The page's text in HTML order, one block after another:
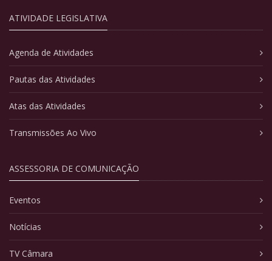
ATIVIDADE LEGISLATIVA
Agenda de Atividades
Pautas das Atividades
Atas das Atividades
Transmissões Ao Vivo
ASSESSORIA DE COMUNICAÇÃO
Eventos
Notícias
TV Câmara